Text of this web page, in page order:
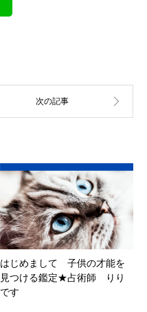
はじめまして 子供の才能を
見つける鑑定★占術師 りり
です